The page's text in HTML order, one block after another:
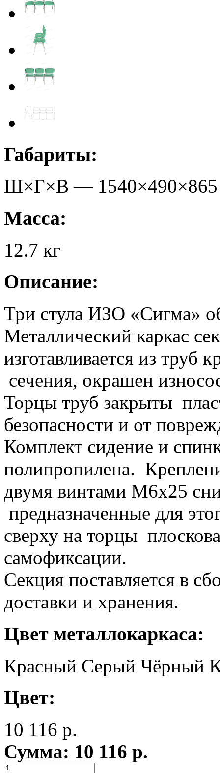
Габариты:
Ш×Г×В — 1540×490×865
Масса:
12.7 кг
Описание:
Три стула ИЗО «Сигма»
Металлический каркас
изготавливается из труб
сечения, окрашен
Торцы труб закрыты
безопасности и от
Комплект сидение и
полипропилена.
двумя винтами М6х25
предназначенные для
сверху на торцы
самофиксации.
Секция поставляется в
доставки и хранения.
Цвет металлокаркаса:
Красный Серый Чёрный
Цвет:
10 116 р.
Сумма: 10 116 р.